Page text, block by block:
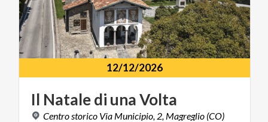
12/12/2026
Il Nataledi unaVolta
Centro storico Via Municipio, 2, Magreglio (CO)